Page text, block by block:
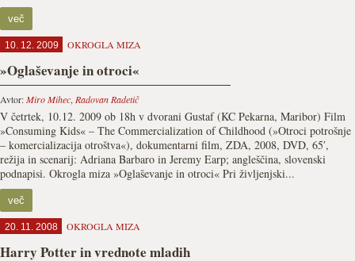
več
10. 12. 2009 OKROGLA MIZA
»Oglaševanje in otroci«
Avtor:Miro Mihec, Radovan Radetič
V četrtek, 10.12. 2009 ob 18h v dvorani Gustaf (KC Pekarna, Maribor) Film
»Consuming Kids« – The Commercialization of Childhood (»Otroci potrošnje
– komercializacija otroštva«), dokumentarni film, ZDA, 2008, DVD, 65′,
režija in scenarij: Adriana Barbaro in Jeremy Earp; angleščina, slovenski
podnapisi. Okrogla miza »Oglaševanje in otroci« Pri življenjski...
več
20. 11. 2008 OKROGLA MIZA
Harry Potter in vrednote mladih